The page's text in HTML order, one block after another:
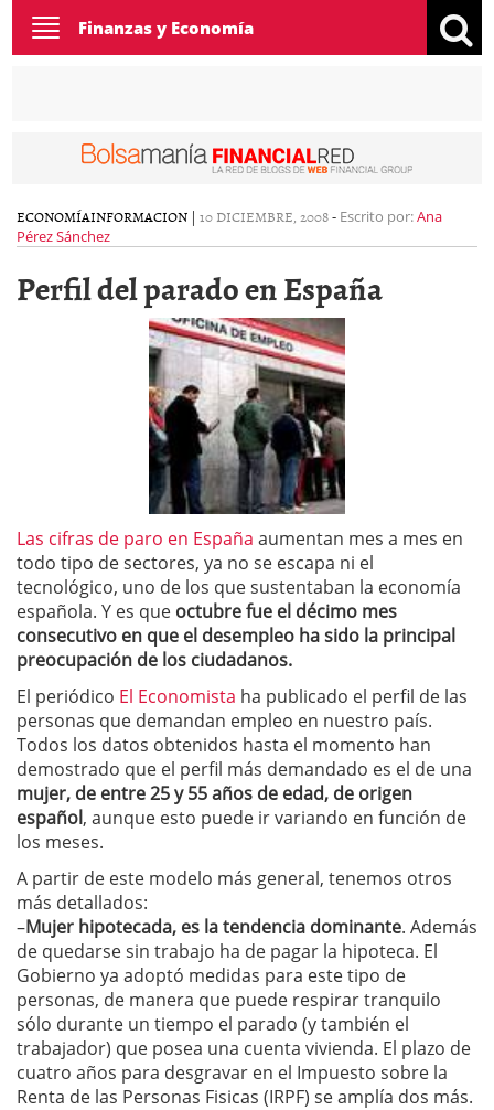
Toggle
navigation
Finanzas y Economía
ECONOMÍAINFORMACION | 10 DICIEMBRE, 2008- Escrito por:Ana
Pérez Sánchez
Perfil del parado en España
Las cifras de paro en España aumentan mes a mes en
todo tipo de sectores, ya no se escapa ni el
tecnológico, uno de los que sustentaban la economía
española. Y es que octubre fue el décimo mes
consecutivo en que el desempleo ha sido la principal
preocupación de los ciudadanos.
El periódico El Economista ha publicado el perfil de las
personas que demandan empleo en nuestro país.
Todos los datos obtenidos hasta el momento han
demostrado que el perfil más demandado es el de una
mujer, de entre 25 y 55 años de edad, de origen
español, aunque esto puede ir variando en función de
los meses.
A partir de este modelo más general, tenemos otros
más detallados:
–Mujer hipotecada, es la tendencia dominante. Además
de quedarse sin trabajo ha de pagar la hipoteca. El
Gobierno ya adoptó medidas para este tipo de
personas, de manera que puede respirar tranquilo
sólo durante un tiempo el parado (y también el
trabajador) que posea una cuenta vivienda. El plazo de
cuatro años para desgravar en el Impuesto sobre la
Renta de las Personas Fisicas (IRPF) se amplía dos más.